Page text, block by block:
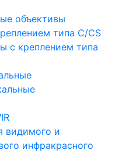
объективы
типа C/CS
с креплением типа
видимого и
инфракрасного